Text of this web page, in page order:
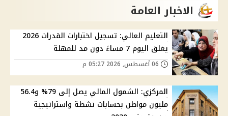
الاخبار العامة
التعليم العالي: تسجيل اختبارات القدرات 2026
يغلق اليوم 7 مساءً دون مد للمهلة
المركزي: الشمول المالي يصل إلى 79% و56.4
مليون مواطن بحسابات نشطة واستراتيجية